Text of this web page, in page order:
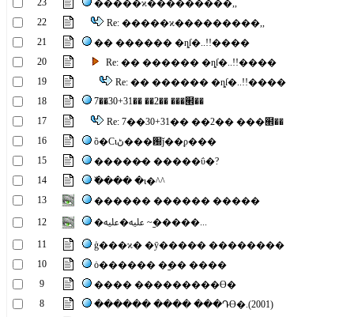
23
�����ϰ���������,,
22
Re: �����ϰ���������,,
21
�� ������ �ȵſ�..!!����
20
Re: �� ������ �ȵſ�..!!����
19
Re: �� ������ �ȵſ�..!!����
18
7��30+31�� ��2�� ���๮��
17
Re: 7��30+31�� ��2�� ���๮��
16
õ�Ϲιڻ���԰ǰ��ϼ���
15
�����̶� �����ΰ�?
14
�߰��� �ι�^^
13
������ ������ �����
12
�ﷷ�ﷷ ~�︪����...
11
ģ���ϰ� �ȳ����ּ� ��������
10
ȯ������ �︪�� ����
9
���� ���������ϴ�
8
������ ���� ���Դϴ�.(2001)